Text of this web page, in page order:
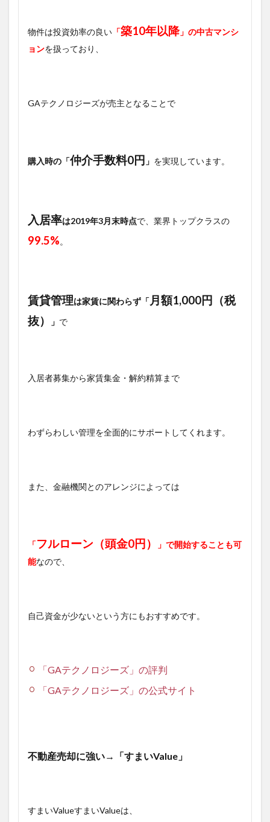
物件は投資効率の良い 「築10年以降」の中古マンシ
ョンを扱っており、
GAテクノロジーズが売主となることで
購入時の「仲介手数料0円 」 を実現しています。
入居率は2019年3月末時点で、業界トップクラスの
99.5%。
賃貸管理は家賃に関わらず「月額1,000円（税
抜）
」 で
入居者募集から家賃集金・解約精算まで
わずらわしい管理を全面的にサポートしてくれます。
また、金融機関とのアレンジによっては
「フルローン（頭金0円）
」で開始することも可
能なので、
自己資金が少ないという方にもおすすめです。
「GAテクノロジーズ」の評判
「GAテクノロジーズ」の公式サイト
不動産売却に強い→「すまいValue」
すまいValueすまいValueは、